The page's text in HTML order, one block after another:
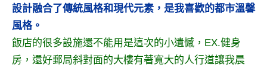
旅
遊
誌
專
設計融合了傳統風格和現代元素，是我喜歡的都市溫馨
風格。
飯店的很多設施還不能用是這次的小遺憾，EX.健身
房，還好郵局斜對面的大樓有著寬大的人行道讓我晨